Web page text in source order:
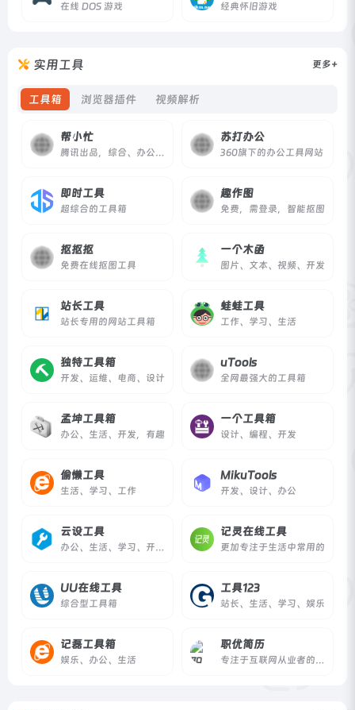
在线 DOS 游戏 经典怀旧游戏
实用工具
工具箱 浏览器插件 视频解析
更多+
帮小忙
腾讯出品，综合、办公、开发
苏打办公
360旗下的办公工具网站
即时工具
超综合的工具箱
趣作图
免费，需登录，智能抠图
抠抠抠
免费在线抠图工具
一个木函
图片、文本、视频、开发
站长工具
站长专用的网站工具箱
蛙蛙工具
工作、学习、生活
独特工具箱
开发、运维、电商、设计
uTools
全网最强大的工具箱
孟坤工具箱
办公、生活、开发，有趣
一个工具箱
设计、编程、开发
偷懒工具
生活、学习、工作
MikuTools
开发、设计、办公
云设工具
办公、生活、学习、开发等工具
记灵在线工具
更加专注于生活中常用的
UU在线工具
综合型工具箱
工具123
站长、生活、学习、娱乐
记磊工具箱
娱乐、办公、生活
职优简历
专注于互联网从业者的免费简历制作工具